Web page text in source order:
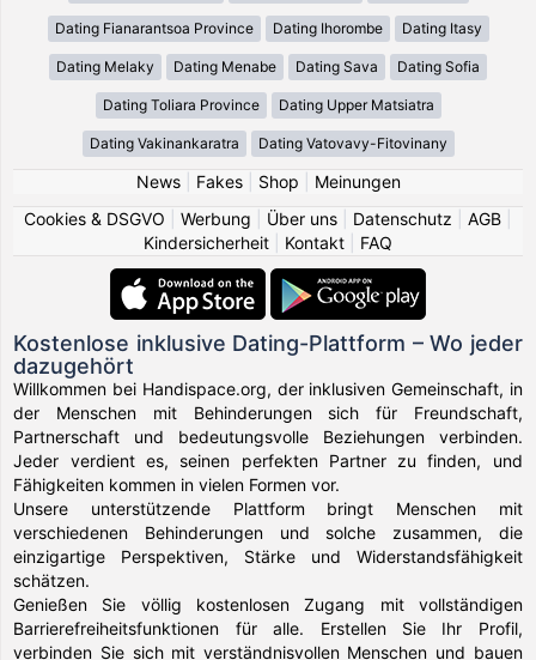
Dating Fianarantsoa Province Dating Ihorombe Dating Itasy
Dating Melaky Dating Menabe Dating Sava Dating Sofia
Dating Toliara Province Dating Upper Matsiatra
Dating Vakinankaratra Dating Vatovavy-Fitovinany
News| Fakes| Shop
Meinungen
Cookies & DSGVO
Werbung Über uns Datenschutz AGB
Kindersicherheit
Kontakt FAQ
Kostenlose inklusive Dating-Plattform – Wo jeder
dazugehört
Willkommen bei Handispace.org, der inklusiven Gemeinschaft, in
der Menschen mit Behinderungen sich für Freundschaft,
Partnerschaft und bedeutungsvolle Beziehungen verbinden.
Jeder verdient es, seinen perfekten Partner zu finden, und
Fähigkeiten kommen in vielen Formen vor.
Unsere unterstützende Plattform bringt Menschen mit
verschiedenen Behinderungen und solche zusammen, die
einzigartige Perspektiven, Stärke und Widerstandsfähigkeit
schätzen.
Genießen Sie völlig kostenlosen Zugang mit vollständigen
Barrierefreiheitsfunktionen für alle. Erstellen Sie Ihr Profil,
verbinden Sie sich mit verständnisvollen Menschen und bauen